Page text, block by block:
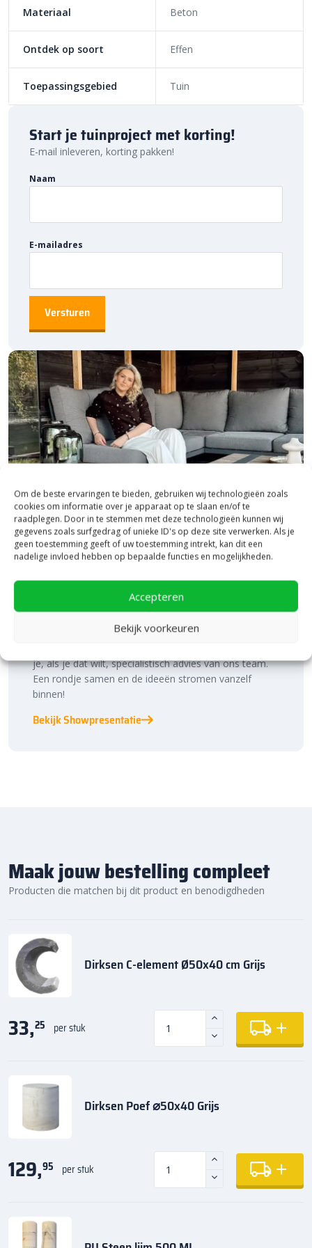
Om de beste ervaringen te bieden, gebruiken wij technologieën zoals
cookies om informatie over je apparaat op te slaan en/of te
raadplegen. Door in te stemmen met deze technologieën kunnen wij
gegevens zoals surfgedrag of unieke ID's op deze site verwerken. Als je
geen toestemming geeft of uw toestemming intrekt, kan dit een
nadelige invloed hebben op bepaalde functies en mogelijkheden.
Accepteren
Bekijk voorkeuren
ondiepe vijvers of in een grindperk? Combineer verschillende
afwerking van je tuin. Kortom: wat je voor stijl je ook hebt, deze
Bestratingsmarkt.com: de beste prijs,
snelle levering
Bij Bestratingsmarkt.com ben je verzekerd van de beste prijs in
Nederland. Dankzij onze ruime voorraad en snelle levering kun je
ook nog eens snel aan de slag met jouw tuinproject. Bestel
Materiaal Beton
Ontdek op soort Effen
Toepassingsgebied Tuin
Start je tuinproject met korting!
E-mail inleveren, korting pakken!
Naam
E-mailadres
inspiratie binnen én buiten!
binnen én buiten. Hier ontdek je de nieuwste
je, als je dat wilt, specialistisch advies van ons team.
Een rondje samen en de ideeën stromen vanzelf
binnen!
Bekijk Showpresentatie
Maak jouw bestelling compleet
Producten die matchen bij dit product en benodigdheden
Dirksen C-element Ø50x40 cm Grijs
33,25 per stuk
Dirksen Poef ⌀50x40 Grijs
129,95 per stuk